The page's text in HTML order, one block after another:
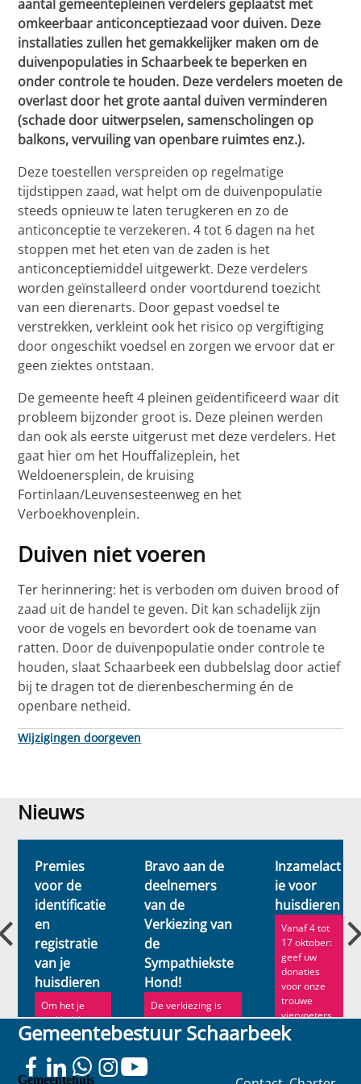
aantal gemeentepleinen verdelers geplaatst met
omkeerbaar anticonceptiezaad voor duiven. Deze
installaties zullen het gemakkelijker maken om de
duivenpopulaties in Schaarbeek te beperken en
onder controle te houden. Deze verdelers moeten de
overlast door het grote aantal duiven verminderen
(schade door uitwerpselen, samenscholingen op
balkons, vervuiling van openbare ruimtes enz.).
Deze toestellen verspreiden op regelmatige
tijdstippen zaad, wat helpt om de duivenpopulatie
steeds opnieuw te laten terugkeren en zo de
anticonceptie te verzekeren. 4 tot 6 dagen na het
stoppen met het eten van de zaden is het
anticonceptiemiddel uitgewerkt. Deze verdelers
worden geïnstalleerd onder voortdurend toezicht
van een dierenarts. Door gepast voedsel te
verstrekken, verkleint ook het risico op vergiftiging
door ongeschikt voedsel en zorgen we ervoor dat er
geen ziektes ontstaan.
De gemeente heeft 4 pleinen geïdentificeerd waar dit
probleem bijzonder groot is. Deze pleinen werden
dan ook als eerste uitgerust met deze verdelers. Het
gaat hier om het Houffalizeplein, het
Weldoenersplein, de kruising
Fortinlaan/Leuvensesteenweg en het
Verboekhovenplein.
Duiven niet voeren
Ter herinnering: het is verboden om duiven brood of
zaad uit de handel te geven. Dit kan schadelijk zijn
voor de vogels en bevordert ook de toename van
ratten. Door de duivenpopulatie onder controle te
houden, slaat Schaarbeek een dubbelslag door actief
bij te dragen tot de dierenbescherming én de
openbare netheid.
Wijzigingen doorgeven
Nieuws
Nieuws
Premies
voor de
identificatie
en
registratie
van je
huisdieren
Om het je
makkelijker te
maken, biedt
premies aan
(€ 50 vo...
Bravo aan de
deelnemers
van de
Verkiezing van
de
Sympathiekste
Hond!
De verkiezing is
een
eerbiedwaardige
Inzamelact
ie voor
huisdieren
Vanaf 4 tot
17 oktober:
geef uw
donaties
voor onze
trouwe
viervoeters
...
Gemeentebestuur Schaarbeek
Gemeentehuis